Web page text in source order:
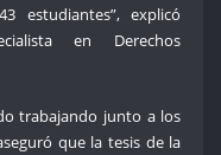
estudiantes”, explicó
en Derechos
trabajando junto a los
que la tesis de la